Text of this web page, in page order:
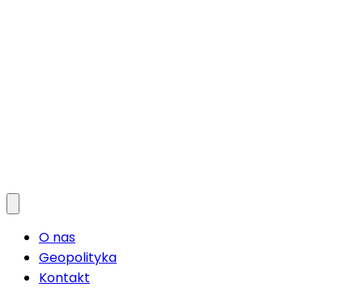
O nas
Geopolityka
Kontakt